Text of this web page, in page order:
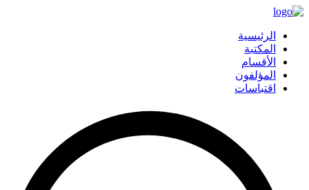
الرئيسية
المكتبة
الأقسام
المؤلفون
اقتباسات